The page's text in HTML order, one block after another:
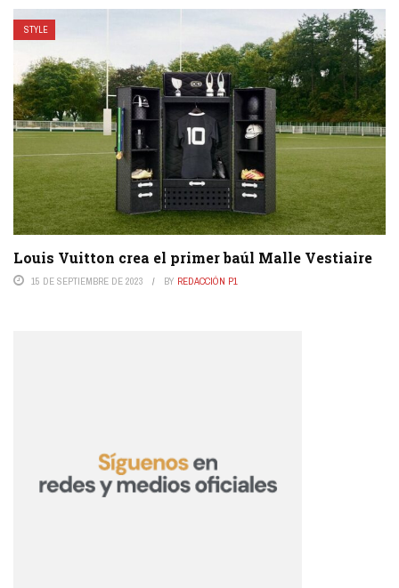
STYLE
Louis Vuitton crea el primer baúl Malle Vestiaire
15 DE SEPTIEMBRE DE 2023 BY REDACCIÓN P1